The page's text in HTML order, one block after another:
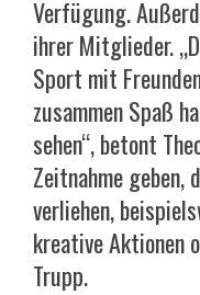
Verfügung.
ihrer Mitglieder.
Sport mit
zusammen Spaß
sehen“, betont
Zeitnahme geben,
verliehen,
kreative Aktionen
Trupp.